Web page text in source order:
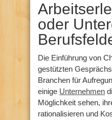
oder
Die Einführung von
gestützten
Branchen für
einige Unternehmen
Möglichkeit sehen,
rationalisieren und